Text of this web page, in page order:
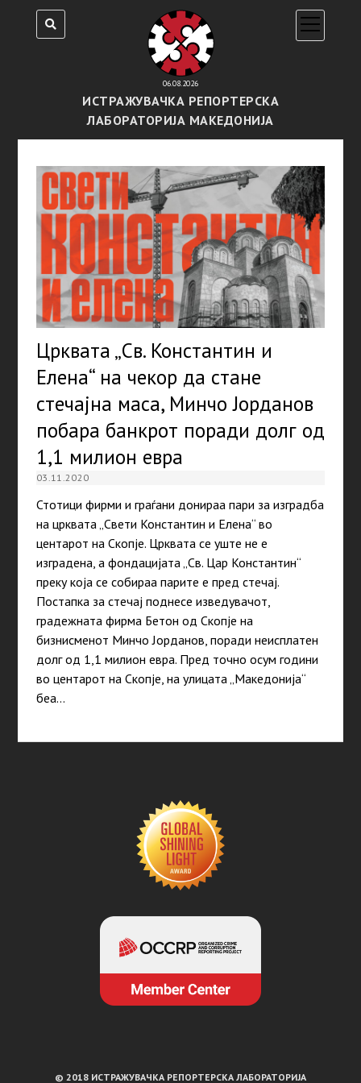
06.08.2026
ИСТРАЖУВАЧКА РЕПОРТЕРСКА
ЛАБОРАТОРИЈА МАКЕДОНИЈА
open
menu
Црквата „Св. Константин и
Елена“ на чекор да стане
стечајна маса, Минчо Јорданов
побара банкрот поради долг од
1,1 милион евра
03.11.2020
Стотици фирми и граѓани донираа пари за изградба
на црквата „Свети Константин и Елена“ во
центарот на Скопје. Црквата се уште не е
изградена, а фондацијата „Св. Цар Константин“
преку која се собираа парите е пред стечај.
Постапка за стечај поднесе изведувачот,
градежната фирма Бетон од Скопје на
бизнисменот Минчо Јорданов, поради неисплатен
долг од 1,1 милион евра. Пред точно осум години
во центарот на Скопје, на улицата „Македонија“
беа…
© 2018 ИСТРАЖУВАЧКА РЕПОРТЕРСКА ЛАБОРАТОРИЈА